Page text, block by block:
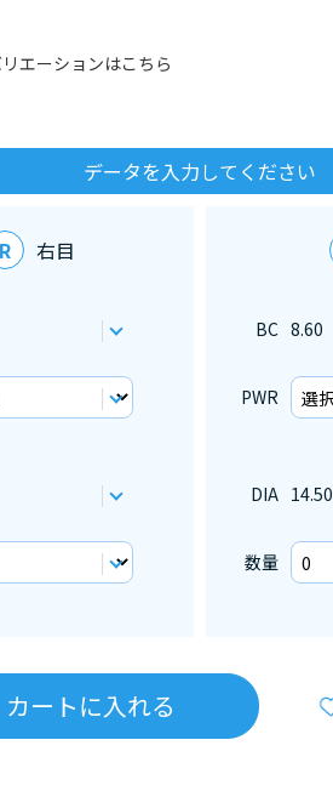
エーションはこちら
データを入力してください
R 右目
BC 8.60
PWR
DIA 14.50
数量
カートに入れる